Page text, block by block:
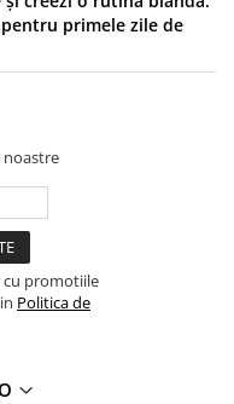
primele zile de
cu promotiile
Politica de